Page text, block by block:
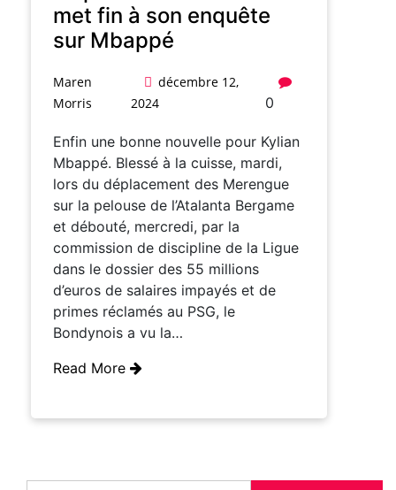
met fin à son enquête
sur Mbappé
Maren
Morris
décembre 12,
2024
0
Enfin une bonne nouvelle pour Kylian
Mbappé. Blessé à la cuisse, mardi,
lors du déplacement des Merengue
sur la pelouse de l’Atalanta Bergame
et débouté, mercredi, par la
commission de discipline de la Ligue
dans le dossier des 55 millions
d’euros de salaires impayés et de
primes réclamés au PSG, le
Bondynois a vu la…
Read More